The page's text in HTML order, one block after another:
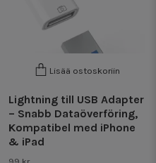
Lisää ostoskoriin
Lightning till USB Adapter
– Snabb Dataöverföring,
Kompatibel med iPhone
& iPad